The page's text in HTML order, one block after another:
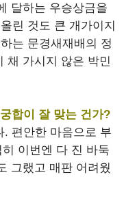
달하는 우승상금을
린 것도 큰 개가이지
는 문경새재배의 정
채 가시지 않은 박민
합이 잘 맞는 건가?
. 편안한 마음으로 부
이번엔 다 진 바둑
그랬고 매판 어려웠